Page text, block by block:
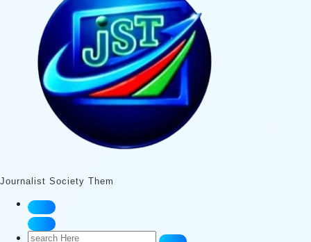
Journalist Society Them
Search